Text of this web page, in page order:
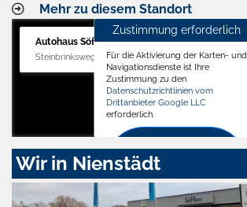
Mehr zu diesem Standort
Autohaus Söffker GmbH
Steinbrinksweg 12, 31840 Hessisch Oldendorf
Zustimmung erforderlich
Für die Aktivierung der Karten- und
Navigationsdienste ist Ihre
Zustimmung zu den
Datenschutzrichtlinien vom
Drittanbieter Google LLC
erforderlich.
Zustimmen
aktivieren
Wir in Nienstädt